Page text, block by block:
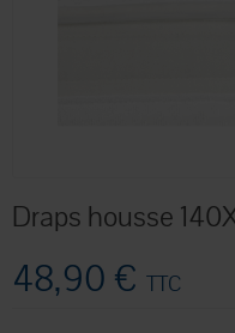
Draps housse
48,90 € TTC